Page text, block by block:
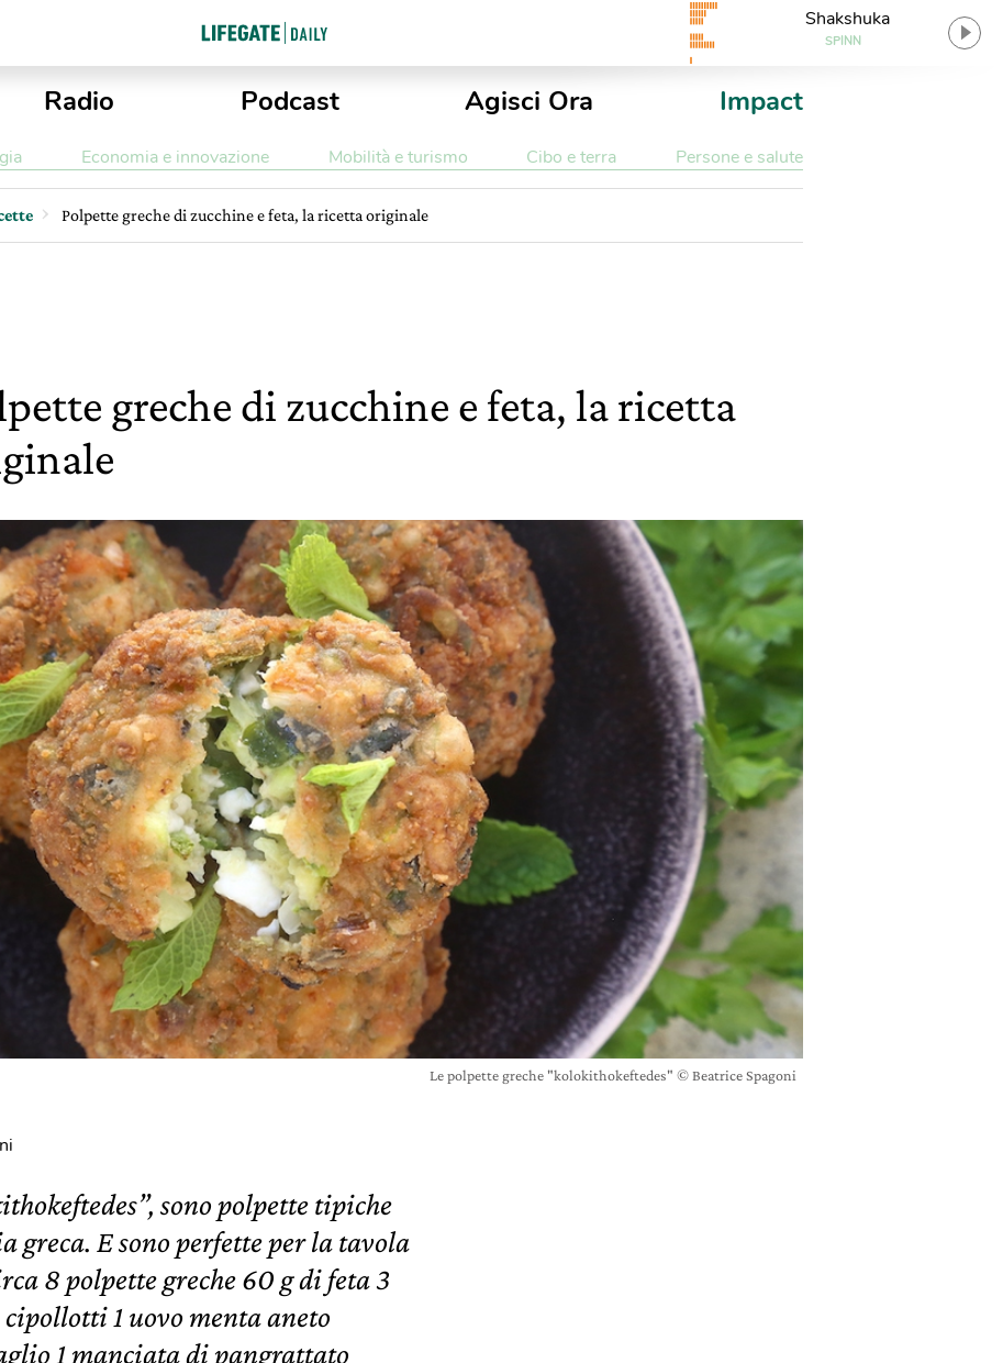
Shakshuka
SPINN
Radio Podcast Agisci Ora Impact
Economia e innovazione Mobilità e turismo Cibo e terra Persone e salute
Polpette greche di zucchine e feta, la ricetta originale
greche di zucchine e feta, la ricetta
Le polpette greche "kolokithokeftedes" © Beatrice Spagoni
sono polpette tipiche
E sono perfette per la tavola
8 polpette greche 60 g di feta 3
1 uovo menta aneto
1 manciata di pangrattato